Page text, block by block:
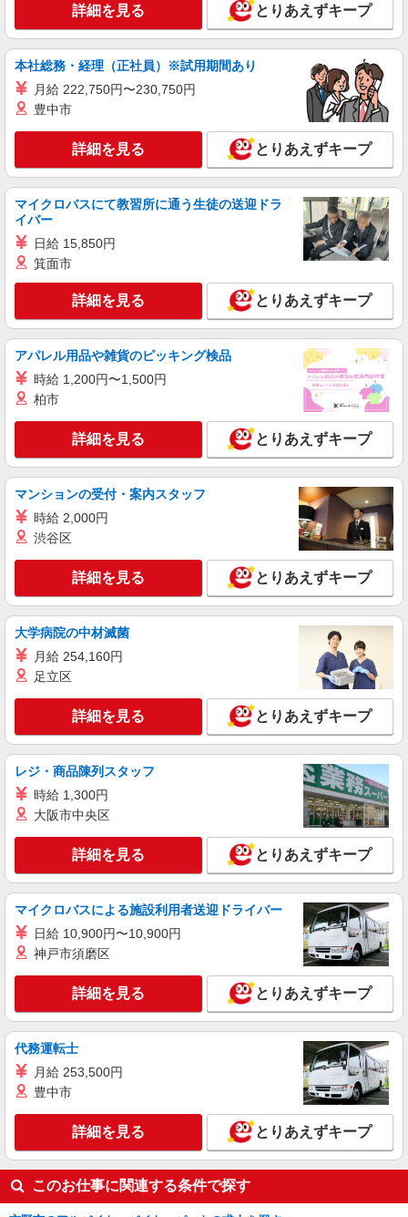
詳細を見る とりあえずキープ
本社総務・経理（正社員）※試用期間あり
月給 222,750円〜230,750円
豊中市
詳細を見る とりあえずキープ
マイクロバスにて教習所に通う生徒の送迎ドラ
イバー
日給 15,850円
箕面市
詳細を見る とりあえずキープ
アパレル用品や雑貨のピッキング検品
時給 1,200円〜1,500円
柏市
詳細を見る とりあえずキープ
マンションの受付・案内スタッフ
時給 2,000円
渋谷区
詳細を見る とりあえずキープ
大学病院の中材滅菌
月給 254,160円
足立区
詳細を見る とりあえずキープ
レジ・商品陳列スタッフ
時給 1,300円
大阪市中央区
詳細を見る とりあえずキープ
マイクロバスによる施設利用者送迎ドライバー
日給 10,900円〜10,900円
神戸市須磨区
詳細を見る とりあえずキープ
代務運転士
月給 253,500円
豊中市
詳細を見る とりあえずキープ
このお仕事に関連する条件で探す